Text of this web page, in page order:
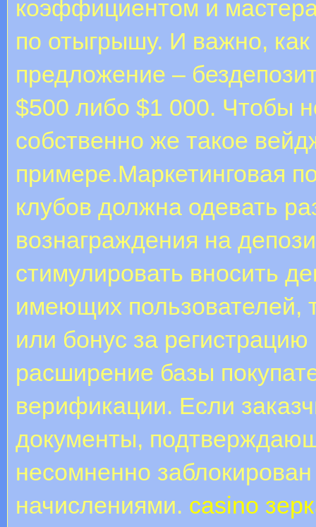
коэффициентом и
по отыгрышу. И важно,
предложение –
$500 либо $1 000. Чтобы
собственно же такое
примере.Маркетинговая
клубов должна одевать
вознаграждения на
стимулировать вносить
имеющих пользователей,
или бонус за
расширение базы
верификации. Если
документы,
несомненно
начислениями. casino